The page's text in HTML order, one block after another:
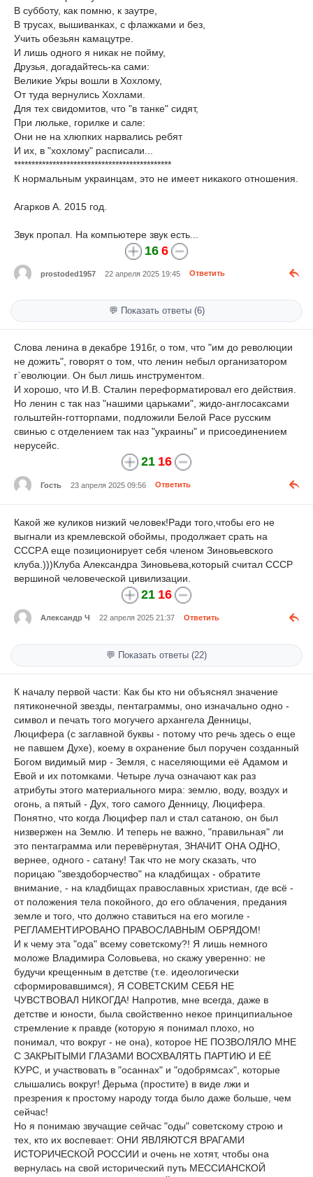
В субботу, как помню, к заутре,
В трусах, вышиванках, с флажками и без,
Учить обезьян камацутре.
И лишь одного я никак не пойму,
Друзья, догадайтесь-ка сами:
Великие Укры вошли в Хохлому,
От туда вернулись Хохлами.
Для тех свидомитов, что "в танке" сидят,
При люльке, горилке и сале:
Они не на хлюпких нарвались ребят
И их, в "хохлому" расписали...
*********************************************
К нормальным украинцам, это не имеет никакого отношения.
Агарков А. 2015 год.
Звук пропал. На компьютере звук есть...
16 6
prostoded1957 22 апреля 2025 19:45 Ответить
💬 Показать ответы (6)
Слова ленина в декабре 1916г, о том, что "им до революции
не дожить", говорят о том, что ленин небыл организатором
г`еволюции. Он был лишь инструментом.
И хорошо, что И.В. Сталин переформатировал его действия.
Но ленин с так наз "нашими царьками", жидо-англосаксами
гольштейн-готторпами, подложили Белой Расе русским
свинью с отделением так наз "украины" и присоединением
нерусейс.
21 16
Гость 23 апреля 2025 09:56 Ответить
Какой же куликов низкий человек!Ради того,чтобы его не
выгнали из кремлевской обоймы, продолжает срать на
СССР.А еще позиционирует себя членом Зиновьевского
клуба.)))Клуба Александра Зиновьева,который считал СССР
вершиной человеческой цивилизации.
21 16
Александр Ч 22 апреля 2025 21:37 Ответить
💬 Показать ответы (22)
К началу первой части: Как бы кто ни объяснял значение
пятиконечной звезды, пентаграммы, оно изначально одно -
символ и печать того могучего архангела Денницы,
Люцифера (с заглавной буквы - потому что речь здесь о еще
не павшем Духе), коему в охранение был поручен созданный
Богом видимый мир - Земля, с населяющими её Адамом и
Евой и их потомками. Четыре луча означают как раз
атрибуты этого материального мира: землю, воду, воздух и
огонь, а пятый - Дух, того самого Денницу, Люцифера.
Понятно, что когда Люцифер пал и стал сатаною, он был
низвержен на Землю. И теперь не важно, "правильная" ли
это пентаграмма или перевёрнутая, ЗНАЧИТ ОНА ОДНО,
вернее, одного - сатану! Так что не могу сказать, что
порицаю "звездоборчество" на кладбищах - обратите
внимание, - на кладбищах православных христиан, где всё -
от положения тела покойного, до его облачения, предания
земле и того, что должно ставиться на его могиле -
РЕГЛАМЕНТИРОВАНО ПРАВОСЛАВНЫМ ОБРЯДОМ!
И к чему эта "ода" всему советскому?! Я лишь немного
моложе Владимира Соловьева, но скажу уверенно: не
будучи крещенным в детстве (т.е. идеологически
сформировавшимся), Я СОВЕТСКИМ СЕБЯ НЕ
ЧУВСТВОВАЛ НИКОГДА! Напротив, мне всегда, даже в
детстве и юности, была свойственно некое принципиальное
стремление к правде (которую я понимал плохо, но
понимал, что вокруг - не она), которое НЕ ПОЗВОЛЯЛО МНЕ
С ЗАКРЫТЫМИ ГЛАЗАМИ ВОСХВАЛЯТЬ ПАРТИЮ И ЕЁ
КУРС, и участвовать в "осаннах" и "одобрямсах", которые
слышались вокруг! Дерьма (простите) в виде лжи и
презрения к простому народу тогда было даже больше, чем
сейчас!
Но я понимаю звучащие сейчас "оды" советскому строю и
тех, кто их воспевает: ОНИ ЯВЛЯЮТСЯ ВРАГАМИ
ИСТОРИЧЕСКОЙ РОССИИ и очень не хотят, чтобы она
вернулась на свой исторический путь МЕССИАНСКОЙ